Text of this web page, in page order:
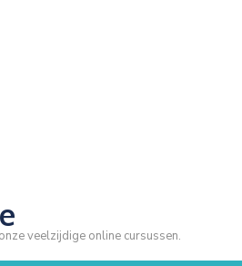
veelzijdige online cursussen.